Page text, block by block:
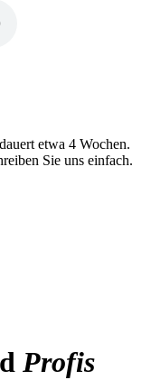
etwa 4 Wochen.
Sie uns einfach.
Profis